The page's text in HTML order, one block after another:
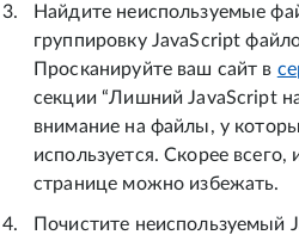
Найдите неиспользуемые
группировку JavaScript
Просканируйте ваш сайт в
секции “Лишний JavaScript
внимание на файлы, у
используется. Скорее
странице можно избежать.
Почистите неиспользуемый